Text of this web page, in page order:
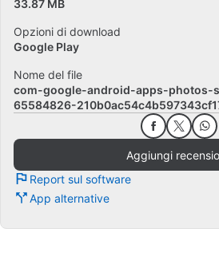
33.87 MB
Opzioni di download
Google Play
Nome del file
com-google-android-apps-photos-
65584826-
Aggiungi
Report sul software
App alternative